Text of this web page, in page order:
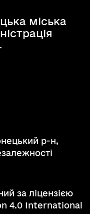
міська
р-н,
за ліцензією
4.0 International